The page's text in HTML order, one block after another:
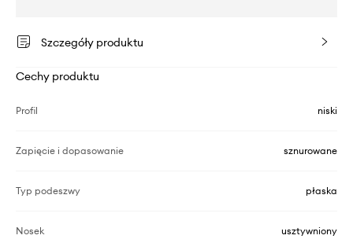
Szczegóły produktu
Cechy produktu
Profil niski
Zapięcie i dopasowanie sznurowane
Typ podeszwy płaska
Nosek usztywniony